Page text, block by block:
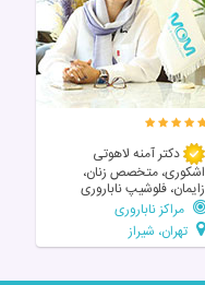
دکتر آمنه لاهوتی
اشکوری، متخصص زنان،
زایمان، فلوشیپ ناباروری
مراکز ناباروری
تهران، شیراز